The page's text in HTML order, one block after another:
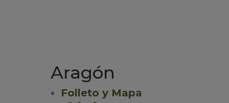
Aragón
Folleto y Mapa